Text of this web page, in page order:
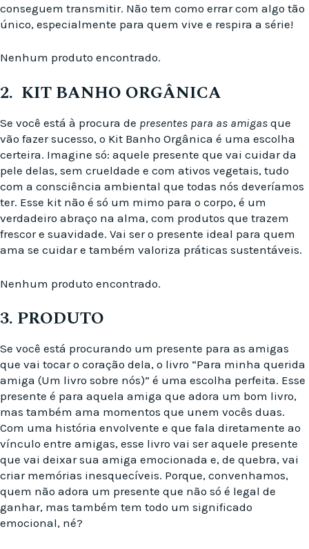
conseguem transmitir. Não tem como errar com algo tão
único, especialmente para quem vive e respira a série!
Nenhum produto encontrado.
2. KIT BANHO ORGÂNICA
Se você está à procura de presentes para as amigas que
vão fazer sucesso, o Kit Banho Orgânica é uma escolha
certeira. Imagine só: aquele presente que vai cuidar da
pele delas, sem crueldade e com ativos vegetais, tudo
com a consciência ambiental que todas nós deveríamos
ter. Esse kit não é só um mimo para o corpo, é um
verdadeiro abraço na alma, com produtos que trazem
frescor e suavidade. Vai ser o presente ideal para quem
ama se cuidar e também valoriza práticas sustentáveis.
Nenhum produto encontrado.
3. PRODUTO
Se você está procurando um presente para as amigas
que vai tocar o coração dela, o livro “Para minha querida
amiga (Um livro sobre nós)” é uma escolha perfeita. Esse
presente é para aquela amiga que adora um bom livro,
mas também ama momentos que unem vocês duas.
Com uma história envolvente e que fala diretamente ao
vínculo entre amigas, esse livro vai ser aquele presente
que vai deixar sua amiga emocionada e, de quebra, vai
criar memórias inesquecíveis. Porque, convenhamos,
quem não adora um presente que não só é legal de
ganhar, mas também tem todo um significado
emocional, né?